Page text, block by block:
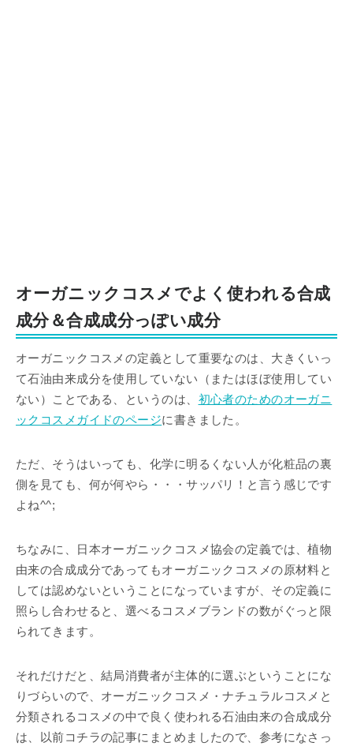
オーガニックコスメでよく使われる合成
成分＆合成成分っぽい成分
オーガニックコスメの定義として重要なのは、大きくいっ
て石油由来成分を使用していない（またはほぼ使用してい
ない）ことである、というのは、 初心者のためのオーガニ
ックコスメガイドのページに書きました。
ただ、そうはいっても、化学に明るくない人が化粧品の裏
側を見ても、何が何やら・・・サッパリ！と言う感じです
よね^^;
ちなみに、日本オーガニックコスメ協会の定義では、植物
由来の合成成分であってもオーガニックコスメの原材料と
しては認めないということになっていますが、その定義に
照らし合わせると、選べるコスメブランドの数がぐっと限
られてきます。
それだけだと、結局消費者が主体的に選ぶということにな
りづらいので、オーガニックコスメ・ナチュラルコスメと
分類されるコスメの中で良く使われる石油由来の合成成分
は、以前コチラの記事にまとめましたので、参考になさっ